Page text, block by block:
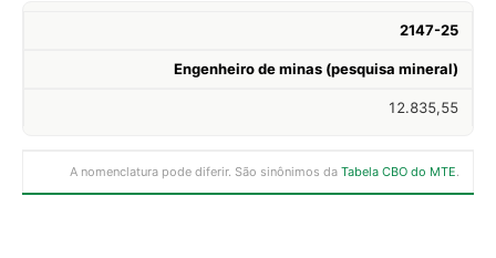
2147-25
Engenheiro de minas (pesquisa mineral)
12.835,55
A nomenclatura pode diferir. São sinônimos da Tabela CBO do MTE.